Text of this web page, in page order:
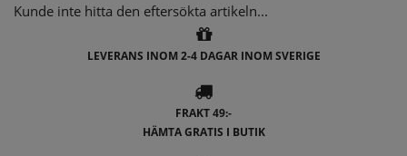
Kunde inte hitta den eftersökta artikeln...
LEVERANS INOM 2-4 DAGAR INOM SVERIGE
FRAKT 49:-
HÄMTA GRATIS I BUTIK